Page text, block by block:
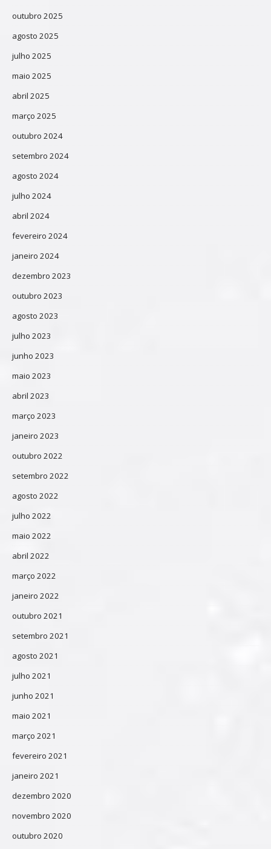
outubro 2025
agosto 2025
julho 2025
maio 2025
abril 2025
março 2025
outubro 2024
setembro 2024
agosto 2024
julho 2024
abril 2024
fevereiro 2024
janeiro 2024
dezembro 2023
outubro 2023
agosto 2023
julho 2023
junho 2023
maio 2023
abril 2023
março 2023
janeiro 2023
outubro 2022
setembro 2022
agosto 2022
julho 2022
maio 2022
abril 2022
março 2022
janeiro 2022
outubro 2021
setembro 2021
agosto 2021
julho 2021
junho 2021
maio 2021
março 2021
fevereiro 2021
janeiro 2021
dezembro 2020
novembro 2020
outubro 2020